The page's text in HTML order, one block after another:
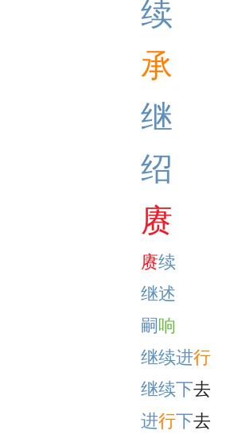
续
承
继
绍
赓
赓续
继述
嗣响
继续进行
继续下去
进行下去